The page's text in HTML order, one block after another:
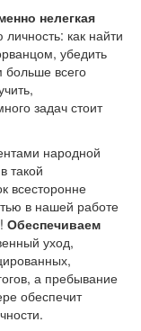
нелегкая
как найти
убедить
больше всего
задач стоит
народной
такой
всесторонне
в нашей работе
Обеспечиваем
уход,
а пребывание
обеспечит